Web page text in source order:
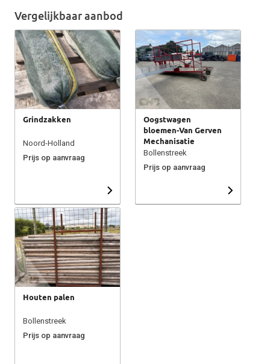
Vergelijkbaar aanbod
Grindzakken
Noord-Holland
Prijs op aanvraag
Oogstwagen
bloemen-Van Gerven
Mechanisatie
Bollenstreek
Prijs op aanvraag
Houten palen
Bollenstreek
Prijs op aanvraag